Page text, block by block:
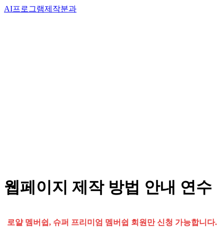
AI프로그램제작분과
웹페이지 제작 방법 안내 연수
로얄 멤버쉽, 슈퍼 프리미엄 멤버쉽 회원만 신청 가능합니다.